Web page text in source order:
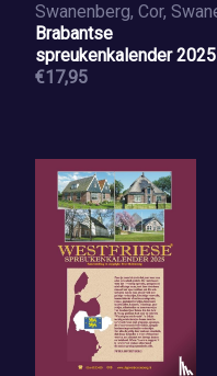
Brabantse
spreukenkalender 2025
€17,95